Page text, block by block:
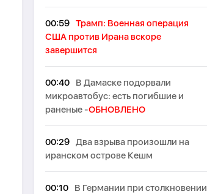
00:59 Трамп: Военная операция
США против Ирана вскоре
завершится
00:40
В Дамаске подорвали
микроавтобус: есть погибшие и
раненые -ОБНОВЛЕНО
00:29 Два взрыва произошли на
иранском острове Кешм
00:10
В Германии при столкновении